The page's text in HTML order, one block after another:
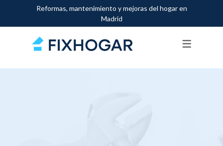
FONTANEROS
Reformas, mantenimiento y mejoras del hogar en
Madrid